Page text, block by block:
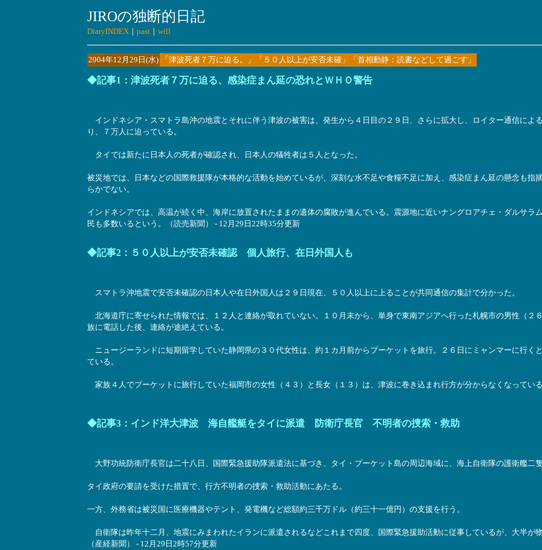
JIROの独断的日記
DiaryINDEX ｜ past ｜ will
2004年12月29日(水) 「津波死者７万に迫る。」「５０人以上が安否未確」「首相動静：読書などして過ごす」
◆記事1：津波死者７万に迫る、感染症まん延の恐れとＷＨＯ警告
インドネシア・スマトラ島沖の地震とそれに伴う津波の被害は、発生から４日目の２９日、さらに拡大し、ロイター通信によ
り、７万人に迫っている。
タイでは新たに日本人の死者が確認され、日本人の犠牲者は５人となった。
被災地では、日本などの国際救援隊が本格的な活動を始めているが、深刻な水不足や食糧不足に加え、感染症まん延の懸念も指
らかでない。
インドネシアでは、高温が続く中、海岸に放置されたままの遺体の腐敗が進んでいる。震源地に近いナングロアチェ・ダルサラ
民も多数いるという。（読売新聞） - 12月29日22時35分更新
◆記事2：５０人以上が安否未確認 個人旅行、在日外国人も
スマトラ沖地震で安否未確認の日本人や在日外国人は２９日現在、５０人以上に上ることが共同通信の集計で分かった。
北海道庁に寄せられた情報では、１２人と連絡が取れていない。１０月末から、単身で東南アジアへ行った札幌市の男性（２
族に電話した後、連絡が途絶えている。
ニュージーランドに短期留学していた静岡県の３０代女性は、約１カ月前からプーケットを旅行。２６日にミャンマーに行く
ている。
家族４人でプーケットに旅行していた福岡市の女性（４３）と長女（１３）は、津波に巻き込まれ行方が分からなくなってい
◆記事3：インド洋大津波 海自艦艇をタイに派遣 防衛庁長官 不明者の捜索・救助
大野功統防衛庁長官は二十八日、国際緊急援助隊派遣法に基づき、タイ・プーケット島の周辺海域に、海上自衛隊の護衛艦二
タイ政府の要請を受けた措置で、行方不明者の捜索・救助活動にあたる。
一方、外務省は被災国に医療機器やテント、発電機など総額約三千万ドル（約三十一億円）の支援を行う。
自衛隊は昨年十二月、地震にみまわれたイランに派遣されるなどこれまで四度、国際緊急援助活動に従事しているが、大半が
（産経新聞） - 12月29日2時57分更新